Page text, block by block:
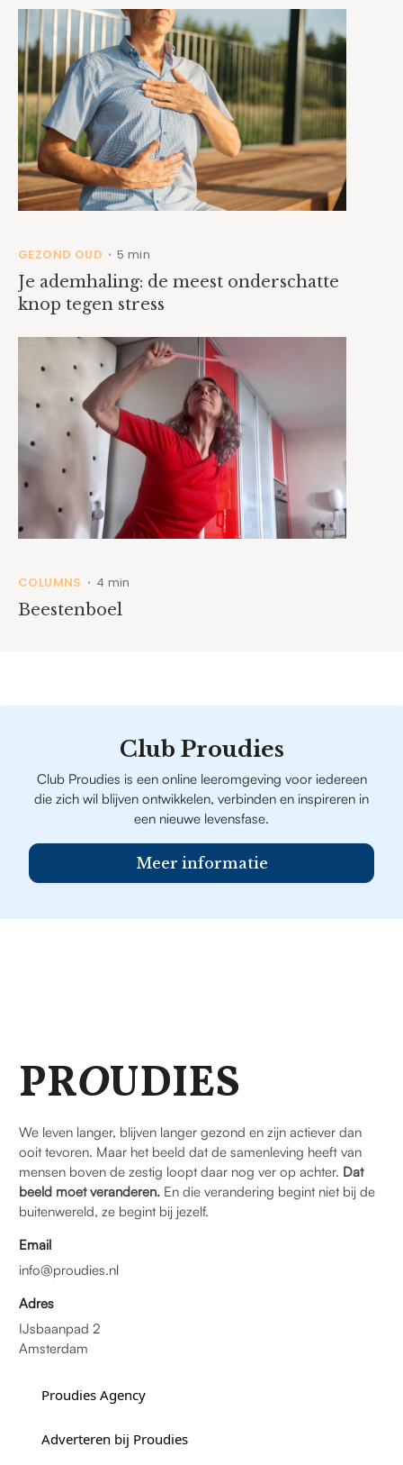
GEZOND OUD • 5 min
Je ademhaling: de meest onderschatte
knop tegen stress
COLUMNS • 4 min
Beestenboel
Club Proudies
Club Proudies is een online leeromgeving voor iedereen
die zich wil blijven ontwikkelen, verbinden en inspireren in
een nieuwe levensfase.
Meer informatie
PROUDIES
We leven langer, blijven langer gezond en zijn actiever dan
ooit tevoren. Maar het beeld dat de samenleving heeft van
mensen boven de zestig loopt daar nog ver op achter. Dat
beeld moet veranderen. En die verandering begint niet bij de
buitenwereld, ze begint bij jezelf.
Email
info@proudies.nl
Adres
IJsbaanpad 2
Amsterdam
Proudies Agency
Adverteren bij Proudies